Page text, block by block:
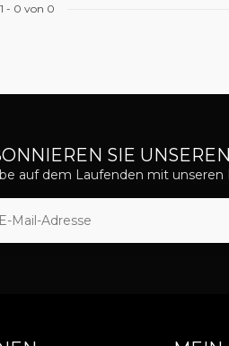
1 - 0 von 0
SIE
auf dem Laufenden mit